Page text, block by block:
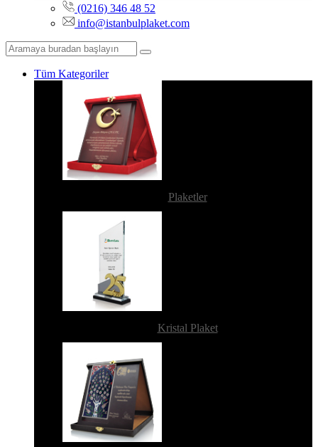
(0216) 346 48 52
info@istanbulplaket.com
Tüm Kategoriler
Plaketler
Kristal Plaket